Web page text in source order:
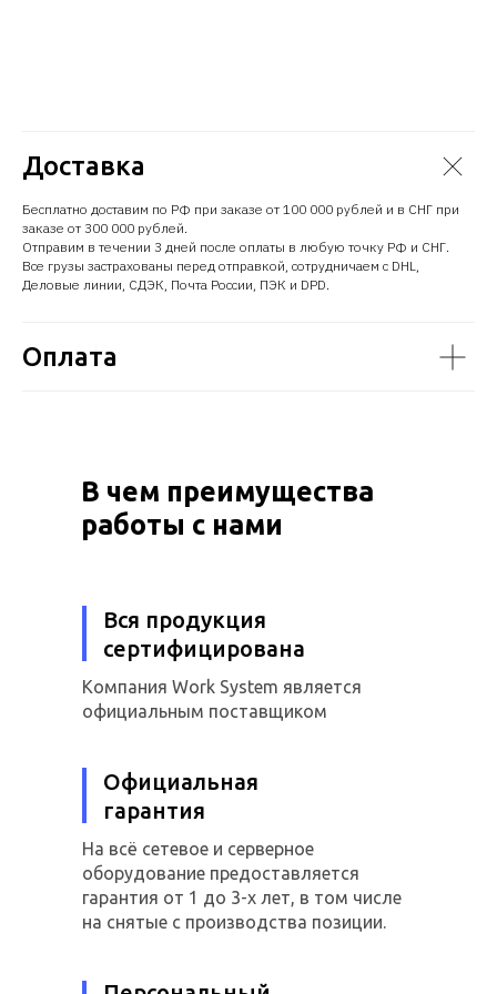
Доставка
Бесплатно доставим по РФ при заказе от 100 000 рублей и в СНГ при
заказе от 300 000 рублей.
Отправим в течении 3 дней после оплаты в любую точку РФ и СНГ.
Все грузы застрахованы перед отправкой, сотрудничаем с DHL,
Деловые линии, СДЭК, Почта России, ПЭК и DPD.
Оплата
В чем преимущества
работы с нами
Вся продукция
сертифицирована
Компания Work System является
официальным поставщиком
Официальная
гарантия
На всё сетевое и серверное
оборудование предоставляется
гарантия от 1 до 3-х лет, в том числе
на снятые с производства позиции.